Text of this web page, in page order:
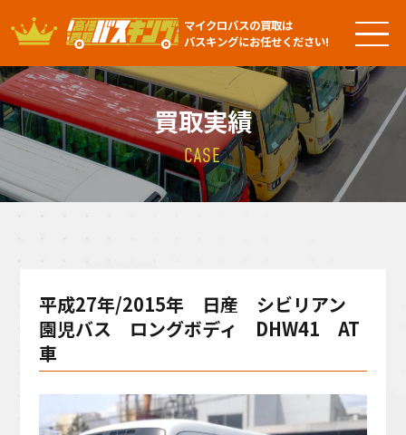
マイクロバスの買取は
バスキングにお任せください!
買取実績
CASE
平成27年/2015年 日産 シビリアン
園児バス ロングボディ DHW41 AT
車